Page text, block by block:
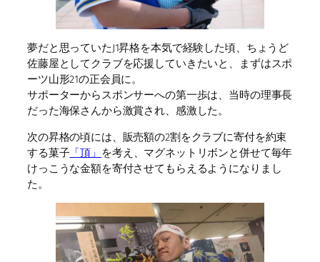
夢だと思っていたJ1昇格を本気で経験した頃、ちょうど
佐藤屋としてクラブを応援していきたいと、まずはスポ
ーツ山形21の正会員に。
サポーターからスポンサーへの第一歩は、当時の理事長
だった海保さんから激賞され、感激した。
次の昇格の頃には、販売額の2割をクラブに寄付を約束
する菓子「頂」
を考え、マグネットリボンと併せて毎年
けっこうな金額を寄付させてもらえるようになりまし
た。